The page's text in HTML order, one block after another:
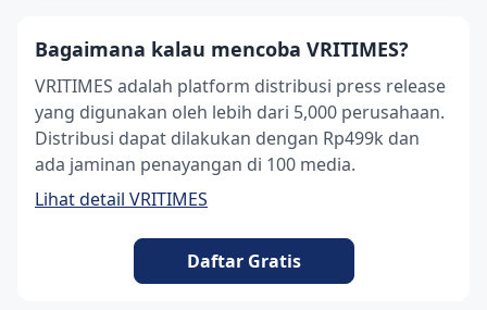
Bagaimana kalau mencoba VRITIMES?
VRITIMES adalah platform distribusi press release
yang digunakan oleh lebih dari 5,000 perusahaan.
Distribusi dapat dilakukan dengan Rp499k dan
ada jaminan penayangan di 100 media.
Lihat detail VRITIMES
Daftar Gratis